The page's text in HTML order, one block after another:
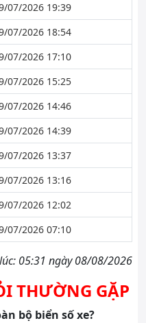
07/2026 19:39
07/2026 18:54
07/2026 17:10
07/2026 15:25
07/2026 14:46
07/2026 14:39
07/2026 13:37
07/2026 13:16
07/2026 12:02
07/2026 07:10
05:31 ngày 08/08/2026
THƯỜNG GẶP
bộ biển số xe?